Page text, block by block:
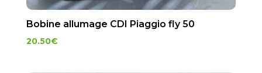
Bobine allumage CDI Piaggio fly 50
20.50€